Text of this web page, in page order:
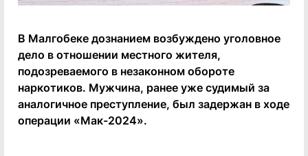
В Малгобеке дознанием возбуждено уголовное
дело в отношении местного жителя,
подозреваемого в незаконном обороте
наркотиков. Мужчина, ранее уже судимый за
аналогичное преступление, был задержан в ходе
операции «Мак-2024».